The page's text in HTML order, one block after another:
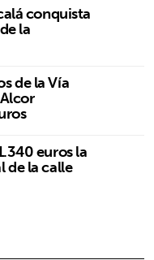
conquista
la
de la Vía
euros la
de la calle